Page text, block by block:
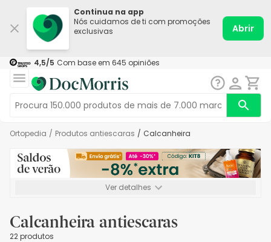
Continua na app
Nós cuidamos de ti com promoções
exclusivas
Abrir
4,5/5 Com base em 645 opiniões
Ortopedia / Produtos antiescaras / Calcanheira
Ver detalhes
Calcanheira antiescaras
22 produtos